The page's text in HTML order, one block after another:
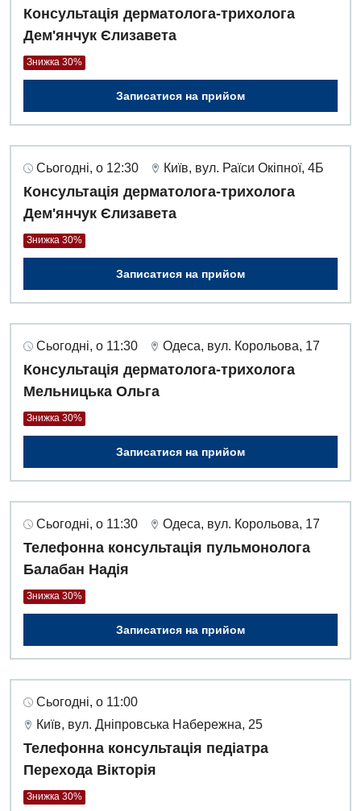
Консультація дерматолога-трихолога
Дем'янчук Єлизавета
Знижка 30%
Записатися на прийом
Сьогодні, о 12:30 Київ, вул. Раїси Окіпної, 4Б
Консультація дерматолога-трихолога
Дем'янчук Єлизавета
Знижка 30%
Записатися на прийом
Сьогодні, о 11:30 Одеса, вул. Корольова, 17
Консультація дерматолога-трихолога
Мельницька Ольга
Знижка 30%
Записатися на прийом
Сьогодні, о 11:30 Одеса, вул. Корольова, 17
Телефонна консультація пульмонолога
Балабан Надія
Знижка 30%
Записатися на прийом
Сьогодні, о 11:00
Київ, вул. Дніпровська Набережна, 25
Телефонна консультація педіатра
Перехода Вікторія
Знижка 30%